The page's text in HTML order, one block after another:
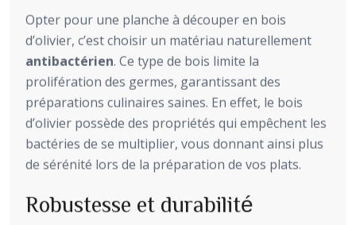
Opter pour une planche à découper en bois
d’olivier, c’est choisir un matériau naturellement
antibactérien. Ce type de bois limite la
prolifération des germes, garantissant des
préparations culinaires saines. En effet, le bois
d’olivier possède des propriétés qui empêchent les
bactéries de se multiplier, vous donnant ainsi plus
de sérénité lors de la préparation de vos plats.
Robustesse et durabilité